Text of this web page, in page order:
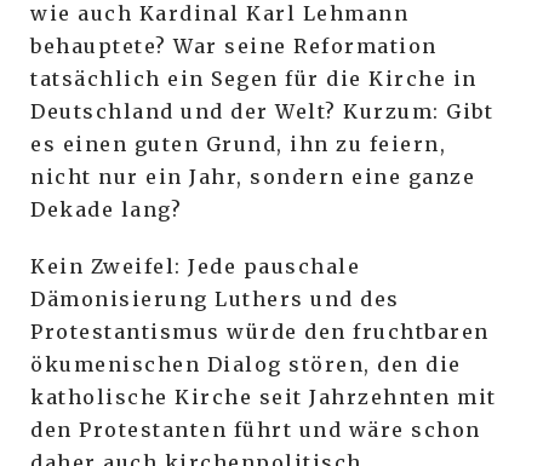
wie auch Kardinal Karl Lehmann
behauptete? War seine Reformation
tatsächlich ein Segen für die Kirche in
Deutschland und der Welt? Kurzum: Gibt
es einen guten Grund, ihn zu feiern,
nicht nur ein Jahr, sondern eine ganze
Dekade lang?
Kein Zweifel: Jede pauschale
Dämonisierung Luthers und des
Protestantismus würde den fruchtbaren
ökumenischen Dialog stören, den die
katholische Kirche seit Jahrzehnten mit
den Protestanten führt und wäre schon